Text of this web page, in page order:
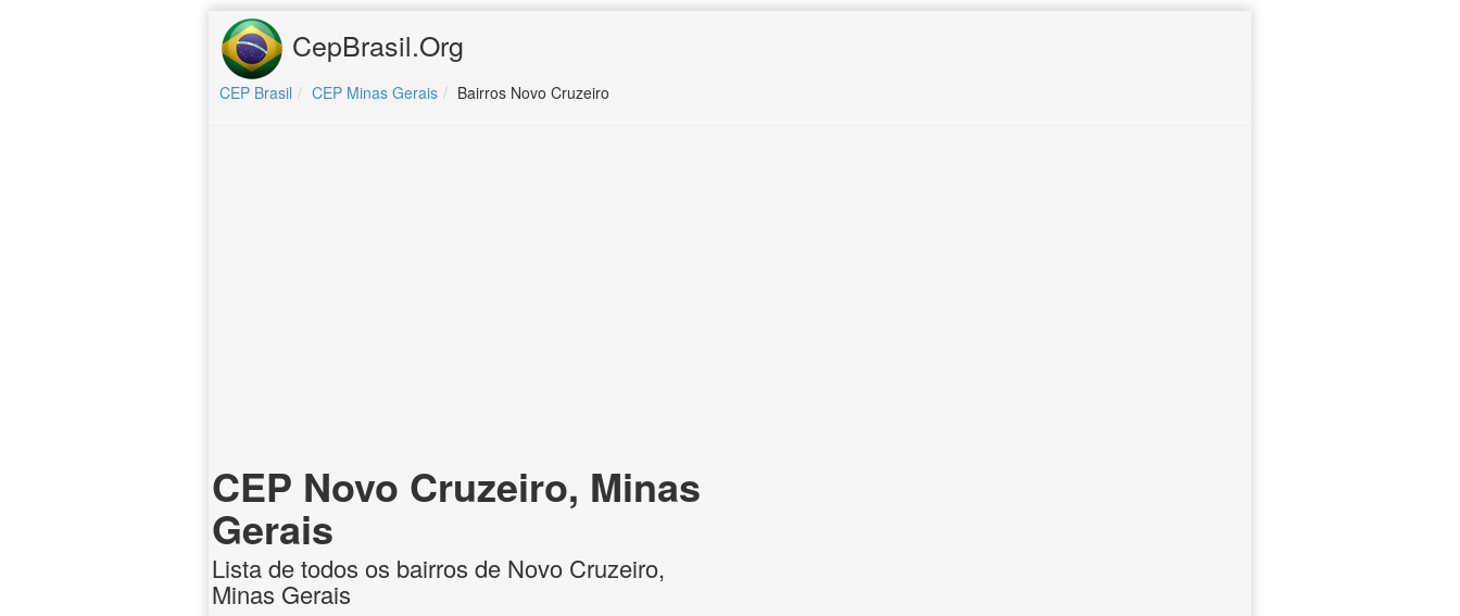
CepBrasil.Org
CEP Brasil CEP Minas Gerais Bairros Novo Cruzeiro
CEP Novo Cruzeiro, Minas
Gerais
Lista de todos os bairros de Novo Cruzeiro,
Minas Gerais